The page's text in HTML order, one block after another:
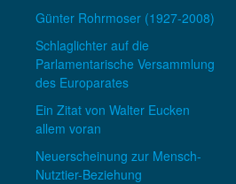
Günter Rohrmoser (1927-2008)
Schlaglichter auf die
Parlamentarische Versammlung
des Europarates
Ein Zitat von Walter Eucken
allem voran
Neuerscheinung zur Mensch-
Nutztier-Beziehung